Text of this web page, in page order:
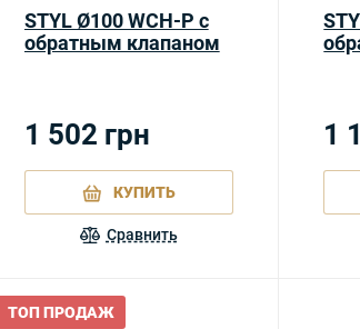
STYL Ø100 WCH-P с
обратным клапаном
1 502 грн
КУПИТЬ
Сравнить
1
ТОП ПРОДАЖ